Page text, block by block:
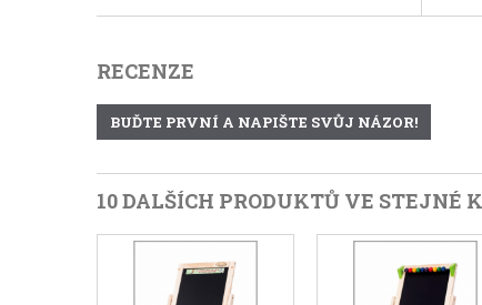
RECENZE
BUĎTE PRVNÍ A NAPIŠTE SVŮJ NÁZOR!
10 DALŠÍCH PRODUKTŮ VE STEJNÉ